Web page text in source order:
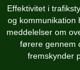
Effektivitet i
og kommunikation
meddelelser om
førere gennem
fremskynder